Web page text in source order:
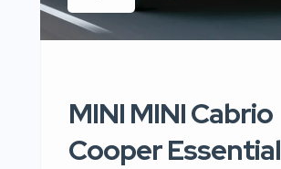
MINI MINI Cabrio
Cooper Essential